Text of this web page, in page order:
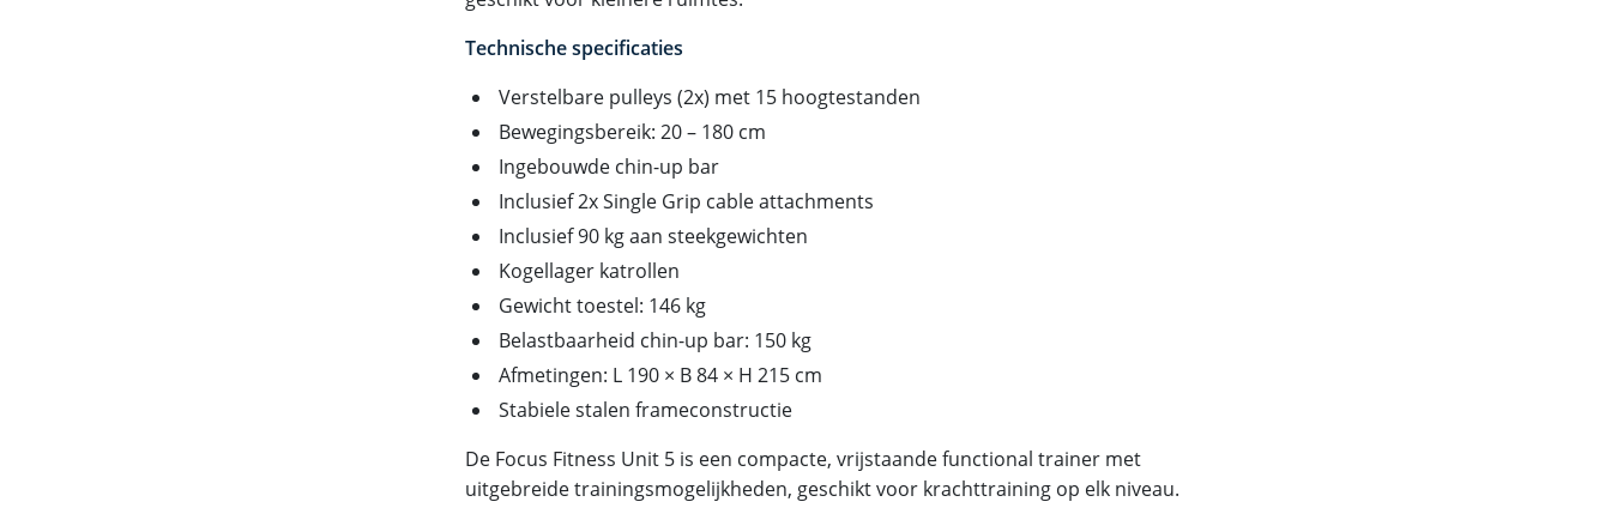
Technische specificaties
Verstelbare pulleys (2x) met 15 hoogtestanden
Bewegingsbereik: 20 – 180 cm
Ingebouwde chin-up bar
Inclusief 2x Single Grip cable attachments
Inclusief 90 kg aan steekgewichten
Kogellager katrollen
Gewicht toestel: 146 kg
Belastbaarheid chin-up bar: 150 kg
Afmetingen: L 190 × B 84 × H 215 cm
Stabiele stalen frameconstructie
De Focus Fitness Unit 5 is een compacte, vrijstaande functional trainer met
uitgebreide trainingsmogelijkheden, geschikt voor krachttraining op elk niveau.